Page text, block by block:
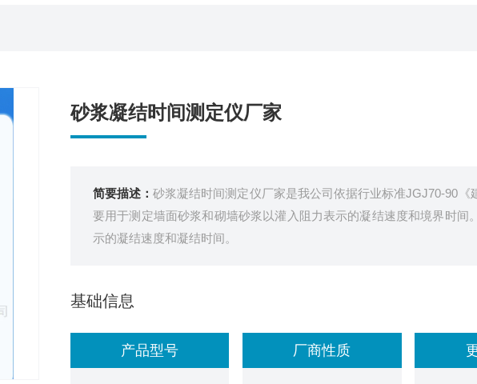
砂浆凝结时间测定仪厂家
简要描述： 砂浆凝结时间测定仪厂家是我公司依据行业标准JGJ70-90
要用于测定墙面砂浆和砌墙砂浆以灌入阻力表示的凝结速度和境界时
示的凝结速度和凝结时间。
基础信息
产品型号 厂商性质